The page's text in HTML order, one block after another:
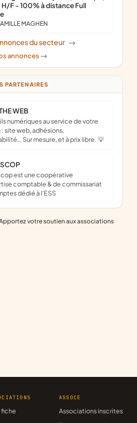
F - 100% à distance Full
MAGHEN
du secteur ->
annonces ->
PARTENAIRES
WEB
: site web, adhésions,
Sur mesure, et à prix libre. 💡
comptable & de commissariat
dédié à l'ESS
votre soutien aux associations
fiche
ASSOCE
Associations inscrites